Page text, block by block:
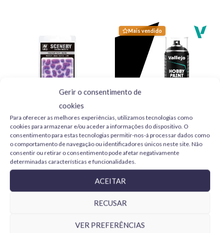
Gerir o consentimento de
cookies
Para oferecer as melhores experiências, utilizamos tecnologias como
cookies para armazenar e/ou aceder a informações do dispositivo. O
consentimento para estas tecnologias permitir-nos-á processar dados como
o comportamento de navegação ou identificadores únicos neste site. Não
consentir ou retirar o consentimento pode afetar negativamente
determinadas características e funcionalidades.
ACEITAR
RECUSAR
VER PREFERÊNCIAS
Fantasy Tuft Neon SC430
Vallejo Scenery
4,99€
ADICIONAR
Mais vendido
Vallejo Imprimación Negra
28012 Aerosol 400 ml
11,75€
ADICIONAR
Produtos Relacionados